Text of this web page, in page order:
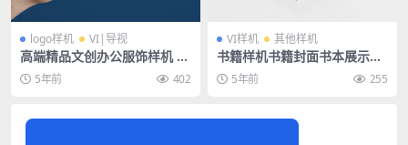
logo样机 VI|导视
高端精品文创办公服饰样机 —
名片样机手持名片
5年前 402
VI样机 其他样机
书籍样机书籍封面书本展示样
机 5年前 255